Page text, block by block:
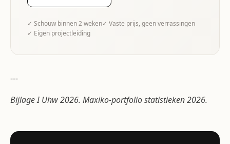
✓ Schouw binnen 2 weken✓ Vaste prijs, geen verrassingen
✓ Eigen projectleiding
---
Bijlage I Uhw 2026. Maxiko-portfolio statistieken 2026.